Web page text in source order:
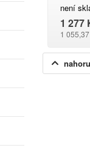
není
1 277
1
nahoru